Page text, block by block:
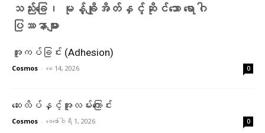
သည်းခြေ၊ မုန့်ချိုအိတ်နှင့်ဆိုင်သော ရောဂါ
ပြဿနာများ
အူကပ်ခြင်း (Adhesion)
Cosmos - မေ 14, 2026 0
ဆေးလိပ်နှင့်အူလမ်းကြောင်း
Cosmos - ဖေ‌ဖော်ဝါရီ 1, 2026 0